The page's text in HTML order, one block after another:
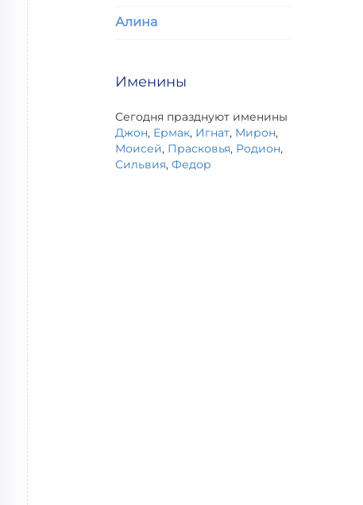
Алина
Именины
Сегодня празднуют именины
Джон, Ермак, Игнат, Мирон,
Моисей, Прасковья, Родион,
Сильвия, Федор